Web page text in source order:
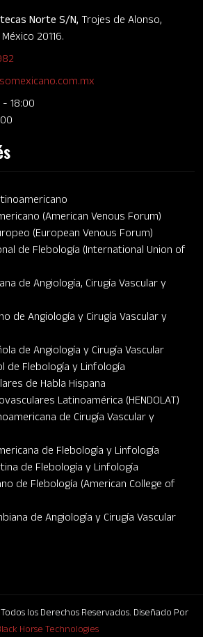
Norte S/N, Trojes de Alonso,
20116.
18:00
(American Venous Forum)
(European Venous Forum)
de Flebología (International Union of
de Angiología, Cirugía Vascular y
de Angiología y Cirugía Vascular y
de Angiología y Cirugía Vascular
de Flebología y Linfología
de Habla Hispana
Latinoamérica (HENDOLAT)
de Cirugía Vascular y
de Flebología y Linfología
de Flebología y Linfología
de Flebología (American College of
de Angiología y Cirugía Vascular
los Derechos Reservados. Diseñado Por
Horse Technologies